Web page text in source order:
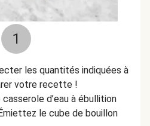
1
les quantités indiquées à
votre recette !
d’eau à ébullition
le cube de bouillon